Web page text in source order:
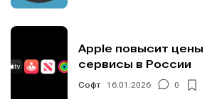
Apple повысит цены
сервисы в России
Софт 16.01.2026 0